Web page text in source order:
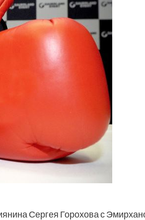
Сергея Горохова с